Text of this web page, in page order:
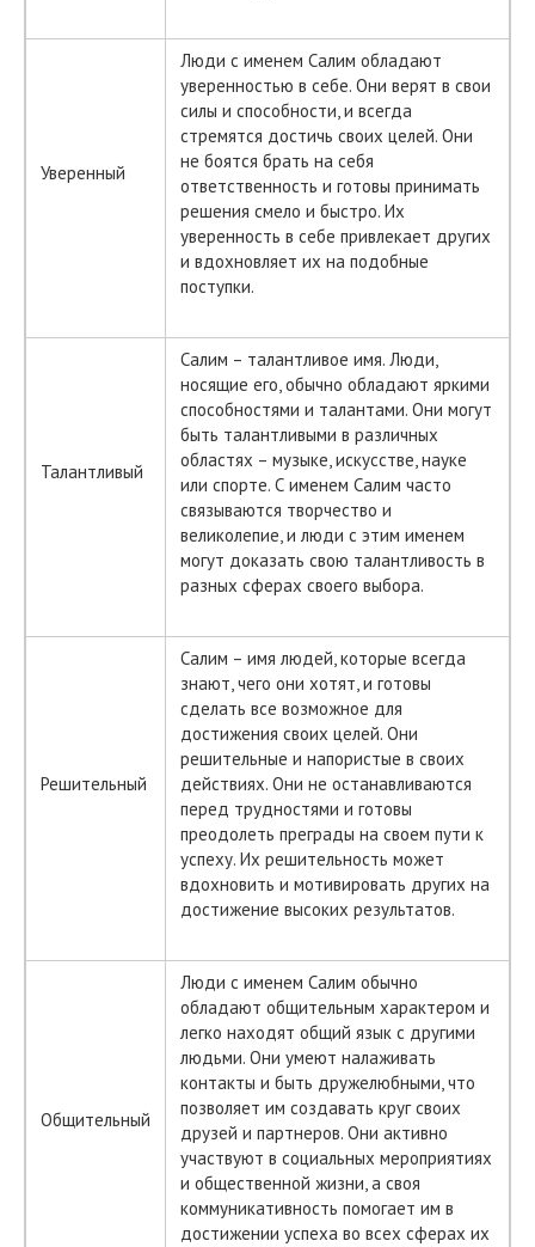
Уверенный
Люди с именем Салим обладают
уверенностью в себе. Они верят в свои
силы и способности, и всегда
стремятся достичь своих целей. Они
не боятся брать на себя
ответственность и готовы принимать
решения смело и быстро. Их
уверенность в себе привлекает других
и вдохновляет их на подобные
поступки.
Талантливый
Салим – талантливое имя. Люди,
носящие его, обычно обладают яркими
способностями и талантами. Они могут
быть талантливыми в различных
областях – музыке, искусстве, науке
или спорте. С именем Салим часто
связываются творчество и
великолепие, и люди с этим именем
могут доказать свою талантливость в
разных сферах своего выбора.
Решительный
Салим – имя людей, которые всегда
знают, чего они хотят, и готовы
сделать все возможное для
достижения своих целей. Они
решительные и напористые в своих
действиях. Они не останавливаются
перед трудностями и готовы
преодолеть преграды на своем пути к
успеху. Их решительность может
вдохновить и мотивировать других на
достижение высоких результатов.
Общительный
Люди с именем Салим обычно
обладают общительным характером и
легко находят общий язык с другими
людьми. Они умеют налаживать
контакты и быть дружелюбными, что
позволяет им создавать круг своих
друзей и партнеров. Они активно
участвуют в социальных мероприятиях
и общественной жизни, а своя
коммуникативность помогает им в
достижении успеха во всех сферах их